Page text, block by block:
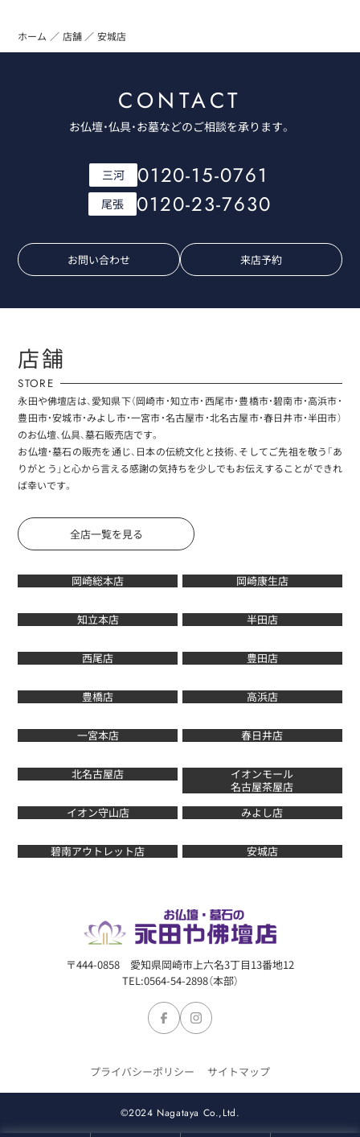
ホーム 店舗 安城店
CONTACT
お仏壇・仏具・お墓などのご相談を承ります。
三河 0120-15-0761
尾張 0120-23-7630
お問い合わせ 来店予約
店舗
STORE
永田や佛壇店は、愛知県下（岡崎市・知立市・西尾市・豊橋市・碧南市・高浜市・
豊田市・安城市・みよし市・一宮市・名古屋市・北名古屋市・春日井市・半田市）
のお仏壇、仏具、墓石販売店です。
お仏壇・墓石の販売を通じ、日本の伝統文化と技術、そしてご先祖を敬う「あ
りがとう」と心から言える感謝の気持ちを少しでもお伝えすることができれ
ば幸いです。
全店一覧を見る
岡崎総本店 岡崎康生店
知立本店 半田店
西尾店 豊田店
豊橋店 高浜店
一宮本店 春日井店
北名古屋店
イオンモール
名古屋茶屋店
イオン守山店
みよし店
碧南アウトレット店 安城店
〒444-0858 愛知県岡崎市上六名3丁目13番地12
TEL:0564-54-2898（本部）
プライバシーポリシー サイトマップ
©2024 Nagataya Co.,Ltd.